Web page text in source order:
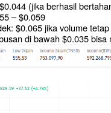
(jika berhasil
– $0.059
$0.065 jika volume
di bawah $0.035